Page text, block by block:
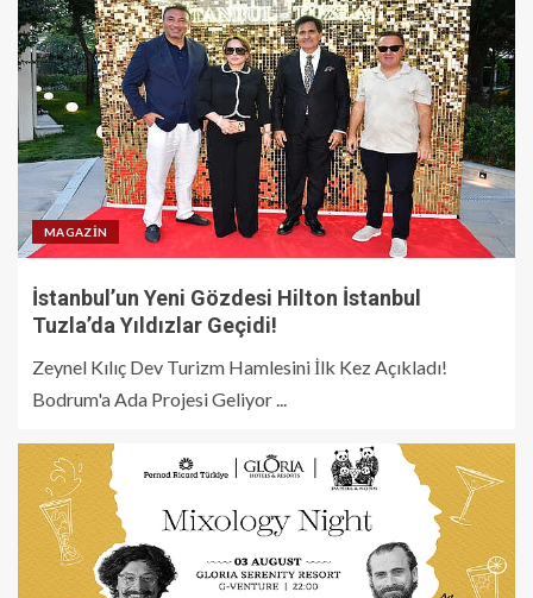
MAGAZIN
İstanbul’un Yeni Gözdesi Hilton İstanbul
Tuzla’da Yıldızlar Geçidi!
Zeynel Kılıç Dev Turizm Hamlesini İlk Kez Açıkladı!
Bodrum'a Ada Projesi Geliyor ...